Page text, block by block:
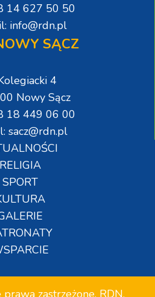
14 627 50 50
info@rdn.pl
SĄCZ
4
Nowy Sącz
18 449 06 00
sacz@rdn.pl
RELIGIA
SPORT
zastrzeżone. RDN.